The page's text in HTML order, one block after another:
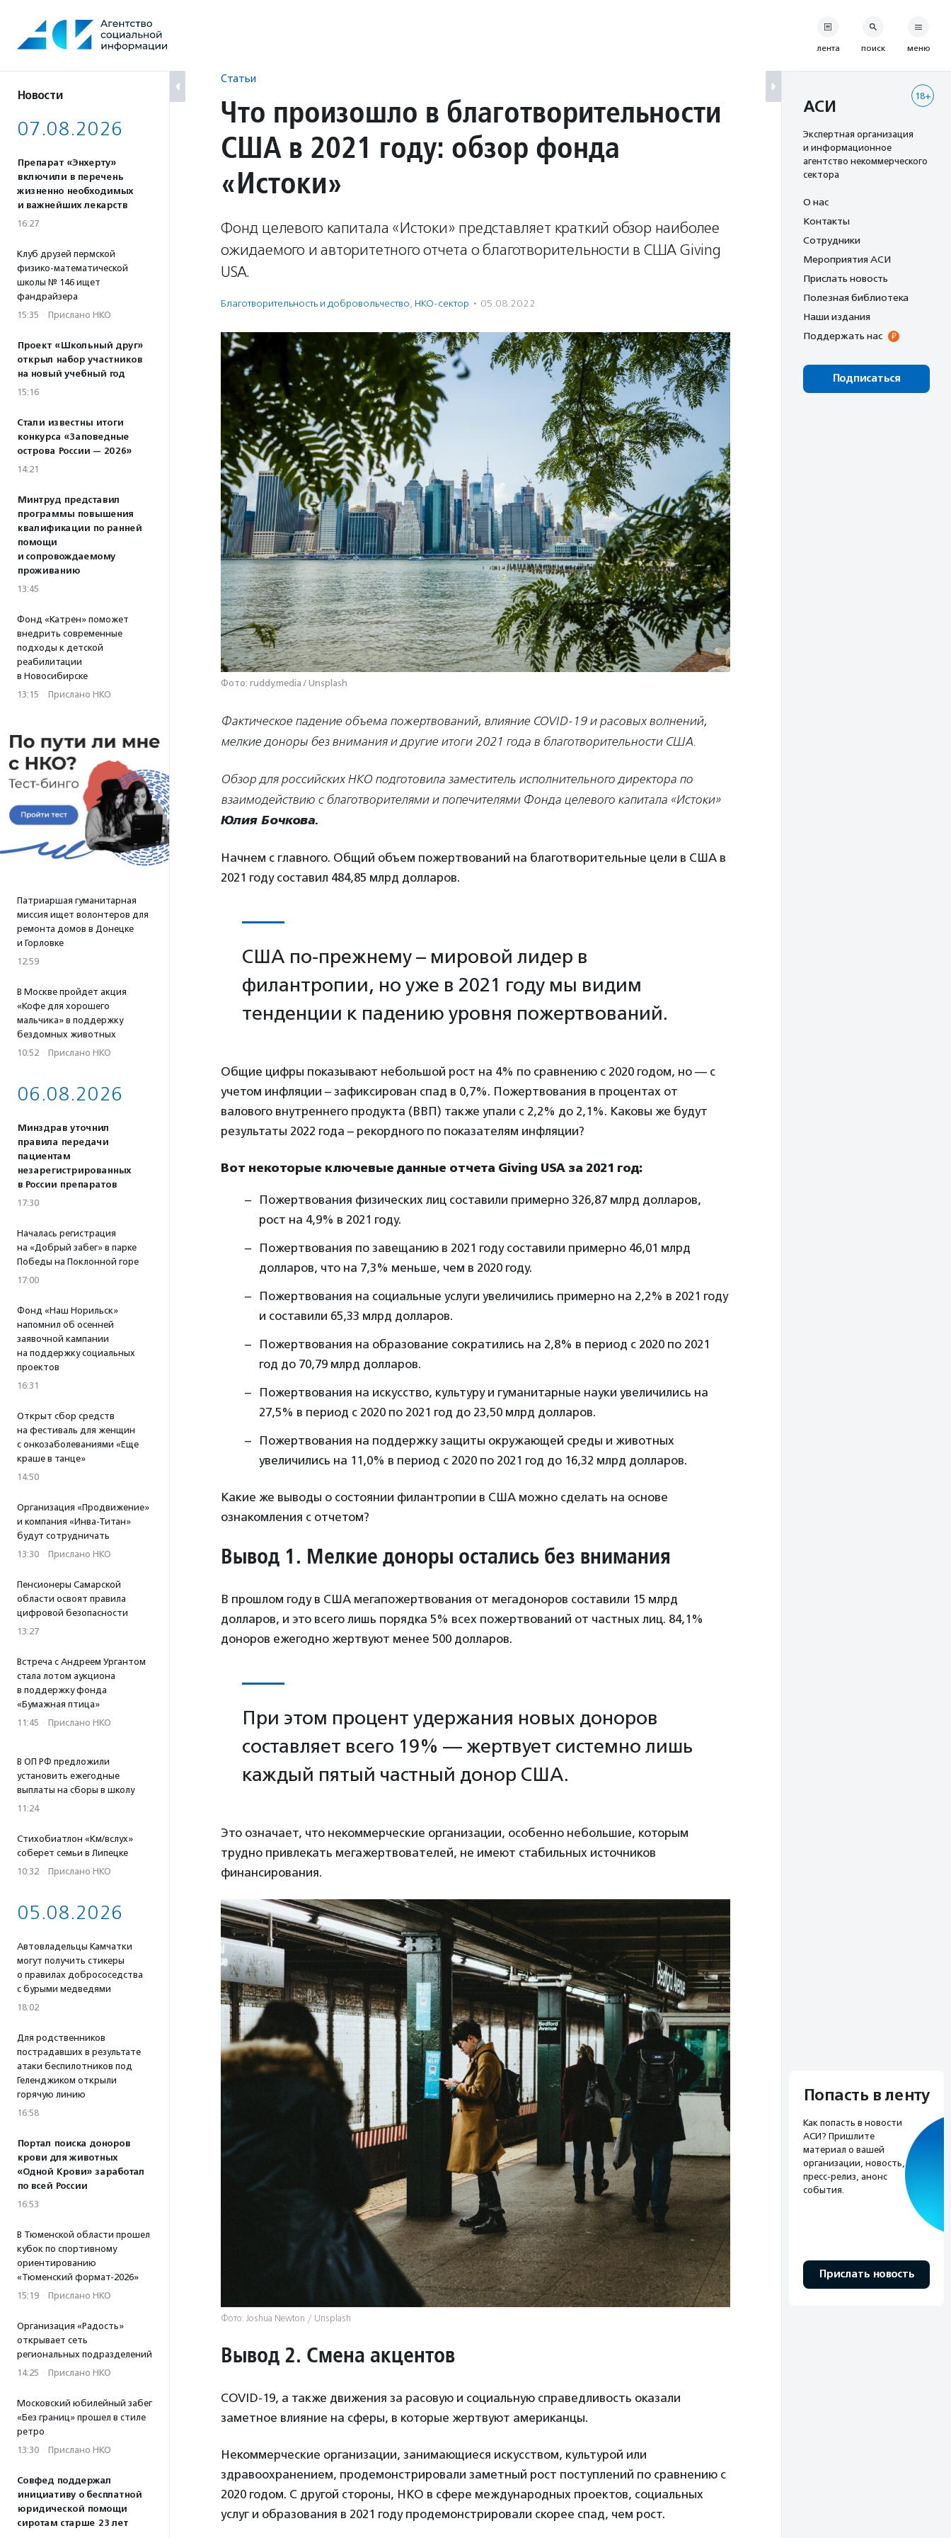
содержанию
Новости
07.08.2026
Препарат «Энхерту»
включили в перечень
жизненно необходимых
и важнейших лекарств
16:27
Клуб друзей пермской
физико-математической
школы № 146 ищет
фандрайзера
15:35 · Прислано НКО
Проект «Школьный друг»
открыл набор участников
на новый учебный год
15:16
Стали известны итоги
конкурса «Заповедные
острова России — 2026»
14:21
Минтруд представил
программы повышения
квалификации по ранней
помощи
и сопровождаемому
проживанию
13:45
Фонд «Катрен» поможет
внедрить современные
подходы к детской
реабилитации
в Новосибирске
13:15 · Прислано НКО
Патриаршая гуманитарная
миссия ищет волонтеров для
ремонта домов в Донецке
и Горловке
12:59
В Москве пройдет акция
«Кофе для хорошего
мальчика» в поддержку
бездомных животных
10:52 · Прислано НКО
06.08.2026
Минздрав уточнил
правила передачи
пациентам
незарегистрированных
в России препаратов
17:30
Началась регистрация
на «Добрый забег» в парке
Победы на Поклонной горе
17:00
Фонд «Наш Норильск»
напомнил об осенней
заявочной кампании
на поддержку социальных
проектов
16:31
Открыт сбор средств
на фестиваль для женщин
с онкозаболеваниями «Еще
краше в танце»
14:50
Организация «Продвижение»
и компания «Инва-Титан»
будут сотрудничать
13:30 · Прислано НКО
Пенсионеры Самарской
области освоят правила
цифровой безопасности
13:27
Встреча с Андреем Ургантом
стала лотом аукциона
в поддержку фонда
«Бумажная птица»
11:45 · Прислано НКО
В ОП РФ предложили
установить ежегодные
выплаты на сборы в школу
11:24
Стихобиатлон «Км/вслух»
соберет семьи в Липецке
10:32 · Прислано НКО
05.08.2026
Автовладельцы Камчатки
могут получить стикеры
о правилах добрососедства
с бурыми медведями
18:02
Для родственников
пострадавших в результате
атаки беспилотников под
Геленджиком открыли
горячую линию
16:58
Портал поиска доноров
крови для животных
«Одной Крови» заработал
по всей России
16:53
В Тюменской области прошел
кубок по спортивному
ориентированию
«Тюменский формат-2026»
15:19 · Прислано НКО
Организация «Радость»
открывает сеть
региональных подразделений
14:25 · Прислано НКО
Московский юбилейный забег
«Без границ» прошел в стиле
ретро
13:30 · Прислано НКО
Совфед поддержал
инициативу о бесплатной
юридической помощи
сиротам старше 23 лет
Статьи
Что произошло в благотворительности
США в 2021 году: обзор фонда
«Истоки»
Фонд целевого капитала «Истоки» представляет краткий обзор наиболее
ожидаемого и авторитетного отчета о благотворительности в США Giving
USA.
Благотвори­тель­ность и доброволь­чест­во, НКО-сектор · 05.08.2022
Фото: ruddy.media / Unsplash
Фактическое падение объема пожертвований, влияние COVID-19 и расовых волнений,
мелкие доноры без внимания и другие итоги 2021 года в благотворительности США.
Обзор для российских НКО подготовила заместитель исполнительного директора по
взаимодействию с благотворителями и попечителями Фонда целевого капитала «Истоки»
Юлия Бочкова.
Начнем с главного. Общий объем пожертвований на благотворительные цели в США в
2021 году составил 484,85 млрд долларов.
США по-прежнему – мировой лидер в
филантропии, но уже в 2021 году мы видим
тенденции к падению уровня пожертвований.
Общие цифры показывают небольшой рост на 4% по сравнению с 2020 годом, но — с
учетом инфляции – зафиксирован спад в 0,7%. Пожертвования в процентах от
валового внутреннего продукта (ВВП) также упали с 2,2% до 2,1%. Каковы же будут
результаты 2022 года – рекордного по показателям инфляции?
Вот некоторые ключевые данные отчета Giving USA за 2021 год:
Пожертвования физических лиц составили примерно 326,87 млрд долларов,
рост на 4,9% в 2021 году.
Пожертвования по завещанию в 2021 году составили примерно 46,01 млрд
долларов, что на 7,3% меньше, чем в 2020 году.
Пожертвования на социальные услуги увеличились примерно на 2,2% в 2021 году
и составили 65,33 млрд долларов.
Пожертвования на образование сократились на 2,8% в период с 2020 по 2021
год до 70,79 млрд долларов.
Пожертвования на искусство, культуру и гуманитарные науки увеличились на
27,5% в период с 2020 по 2021 год до 23,50 млрд долларов.
Пожертвования на поддержку защиты окружающей среды и животных
увеличились на 11,0% в период с 2020 по 2021 год до 16,32 млрд долларов.
Какие же выводы о состоянии филантропии в США можно сделать на основе
ознакомления с отчетом?
Вывод 1. Мелкие доноры остались без внимания
В прошлом году в США мегапожертвования от мегадоноров составили 15 млрд
долларов, и это всего лишь порядка 5% всех пожертвований от частных лиц. 84,1%
доноров ежегодно жертвуют менее 500 долларов.
При этом процент удержания новых доноров
составляет всего 19% — жертвует системно лишь
каждый пятый частный донор США.
Это означает, что некоммерческие организации, особенно небольшие, которым
трудно привлекать мегажертвователей, не имеют стабильных источников
финансирования.
Фото: Joshua Newton / Unsplash
Вывод 2. Смена акцентов
COVID-19, а также движения за расовую и социальную справедливость оказали
заметное влияние на сферы, в которые жертвуют американцы.
Некоммерческие организации, занимающиеся искусством, культурой или
здравоохранением, продемонстрировали заметный рост поступлений по сравнению с
2020 годом. С другой стороны, НКО в сфере международных проектов, социальных
услуг и образования в 2021 году продемонстрировали скорее спад, чем рост.
лента поиск меню
18+
АСИ
Экспертная организация
и информационное
агентство некоммерческого
сектора
О нас
Контакты
Сотрудники
Мероприятия АСИ
Прислать новость
Полезная библиотека
Наши издания
Поддержать нас
Подписаться
Попасть в ленту
Как попасть в новости
АСИ? Пришлите
материал о вашей
организации, новость,
пресс-релиз, анонс
события.
Прислать новость